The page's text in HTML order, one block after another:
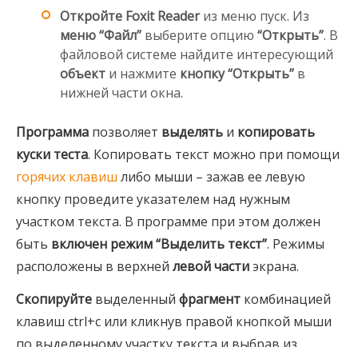
Откройте Foxit Readerиз меню пуск. Из
меню “Файл” выберите опцию “Открыть”. В
файловой системе найдите интересующий
объект и нажмите кнопку “Открыть” в
нижней части окна.
Программа позволяет выделять и копировать
куски теста. Копировать текст можно при помощи
горячих клавиш либо мыши – зажав ее левую
кнопку проведите указателем над нужным
участком текста. В программе при этом должен
быть включен режим “Выделить текст”. Режимы
расположены в верхней левой частиэкрана.
Скопируйте выделенный фрагмент комбинацией
клавиш ctrl+c или кликнув правой кнопкой мыши